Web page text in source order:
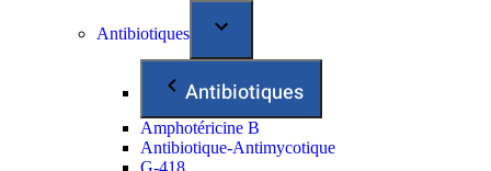
Antibiotiques
Antibiotiques
Amphotéricine B
Antibiotique-Antimycotique
G-418